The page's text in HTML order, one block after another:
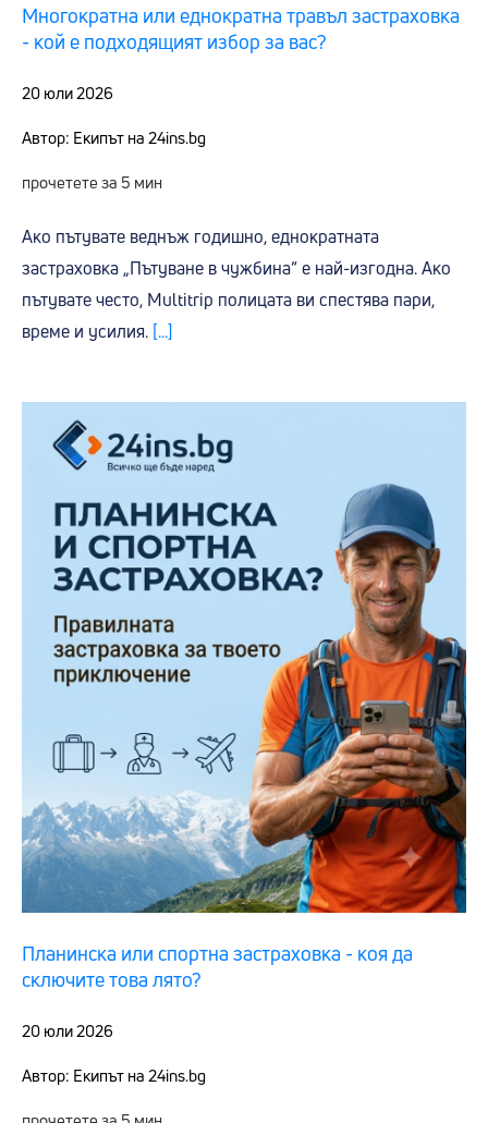
Многократна или еднократна травъл застраховка
- кой е подходящият избор за вас?
20 юли 2026
Автор: Екипът на 24ins.bg
прочетете за 5 мин
Ако пътувате веднъж годишно, еднократната
застраховка „Пътуване в чужбина“ е най-изгодна. Ако
пътувате често, Multitrip полицата ви спестява пари,
време и усилия. [...]
Планинска или спортна застраховка - коя да
сключите това лято?
20 юли 2026
Автор: Екипът на 24ins.bg